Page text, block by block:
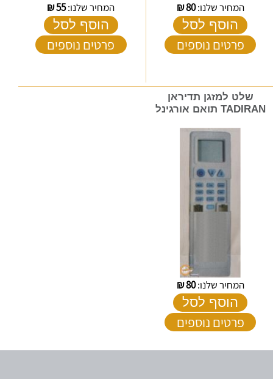
המחיר שלנו:80
₪
הוסף לסל
פרטים נוספים
המחיר שלנו:55
₪
הוסף לסל
פרטים נוספים
שלט למזגן תדיראן
TADIRAN תואם אורגינל
המחיר שלנו:80
₪
הוסף לסל
פרטים נוספים